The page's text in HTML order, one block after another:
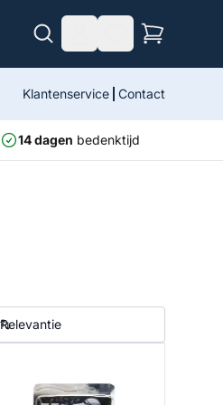
Klantenservice Contact
14 dagen bedenktijd